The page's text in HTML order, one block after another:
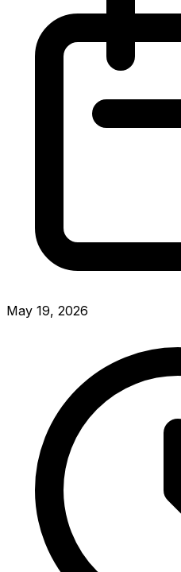
May 19, 2026